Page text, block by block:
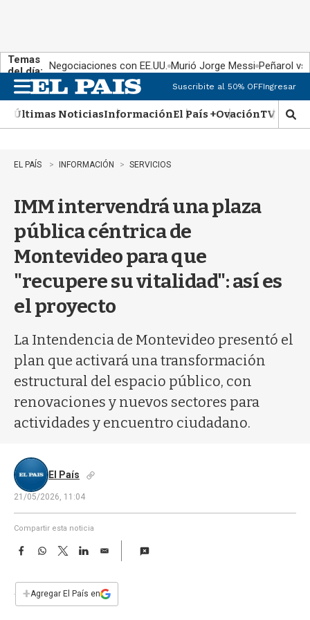
Temas
del día: Negociaciones con EE.UU. Murió Jorge Messi Peñarol
n
u
Suscribite al 50% OFFIngresar
Últimas NoticiasInformaciónEl País +OvaciónTV Show
M
o
EL PAÍS INFORMACIÓN SERVICIOS
IMM intervendrá una plaza
pública céntrica de
Montevideo para que
"recupere su vitalidad": así es
el proyecto
La Intendencia de Montevideo presentó el
plan que activará una transformación
estructural del espacio público, con
renovaciones y nuevos sectores para
actividades y encuentro ciudadano.
El País
21/05/2026, 11:04
Compartir esta noticia
F
e
b
W
s
T
w
t
L
E
i
l
+Agregar El País en